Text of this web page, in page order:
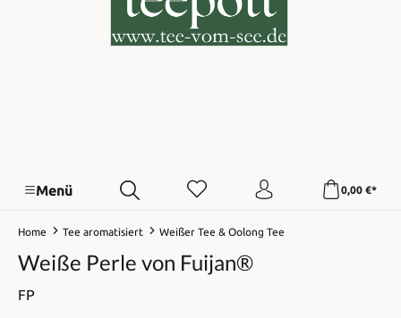
Menü 0,00 €*
Home Tee aromatisiert Weißer Tee & Oolong Tee
Weiße Perle von Fuijan®
FP